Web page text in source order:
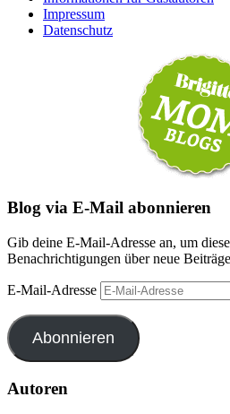
Impressum
Datenschutz
Blog via E-Mail abonnieren
Gib deine E-Mail-Adresse an, um
Benachrichtigungen über neue
E-Mail-Adresse
Abonnieren
Autoren